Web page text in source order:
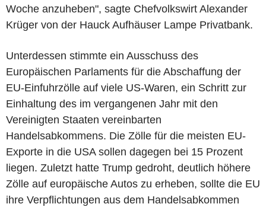
Woche anzuheben", sagte Chefvolkswirt Alexander
Krüger von der Hauck Aufhäuser Lampe Privatbank.
Unterdessen stimmte ein Ausschuss des
Europäischen Parlaments für die Abschaffung der
EU-Einfuhrzölle auf viele US-Waren, ein Schritt zur
Einhaltung des im vergangenen Jahr mit den
Vereinigten Staaten vereinbarten
Handelsabkommens. Die Zölle für die meisten EU-
Exporte in die USA sollen dagegen bei 15 Prozent
liegen. Zuletzt hatte Trump gedroht, deutlich höhere
Zölle auf europäische Autos zu erheben, sollte die EU
ihre Verpflichtungen aus dem Handelsabkommen